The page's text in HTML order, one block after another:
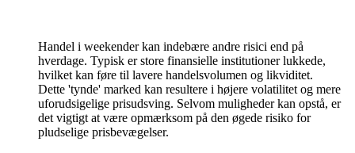
Handel i weekender kan indebære andre risici end på
hverdage. Typisk er store finansielle institutioner lukkede,
hvilket kan føre til lavere handelsvolumen og likviditet.
Dette 'tynde' marked kan resultere i højere volatilitet og mere
uforudsigelige prisudsving. Selvom muligheder kan opstå, er
det vigtigt at være opmærksom på den øgede risiko for
pludselige prisbevægelser.